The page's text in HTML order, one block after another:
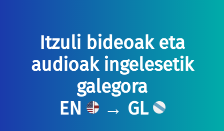
Itzuli bideoak eta
audioak ingelesetik
galegora
EN
→ GL